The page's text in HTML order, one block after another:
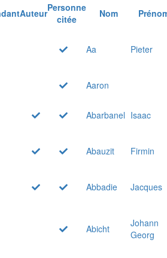
AuteurPersonne
citée
Nom
Aa Pieter
Aaron
Abarbanel Isaac
Abauzit
Firmin
Abbadie
Jacques
Abicht
Johann
Georg